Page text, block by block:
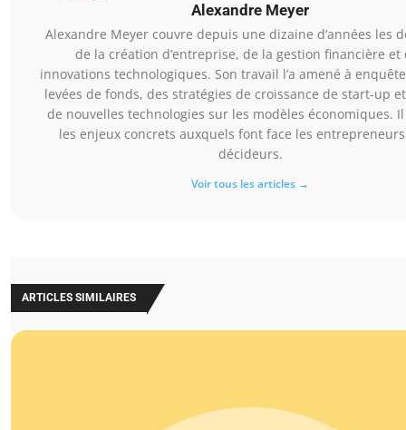
Alexandre Meyer
Alexandre Meyer couvre depuis une dizaine d’années les
de la création d’entreprise, de la gestion financière et
innovations technologiques. Son travail l’a amené à
levées de fonds, des stratégies de croissance de start-up
de nouvelles technologies sur les modèles économiques.
les enjeux concrets auxquels font face les
décideurs.
Voir tous les articles →
ARTICLES SIMILAIRES